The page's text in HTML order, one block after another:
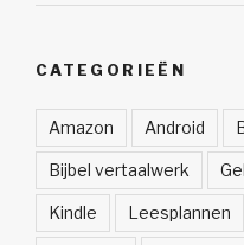
CATEGORIEËN
Amazon Android
Bijbel vertaalwerk
Kindle Leesplannen